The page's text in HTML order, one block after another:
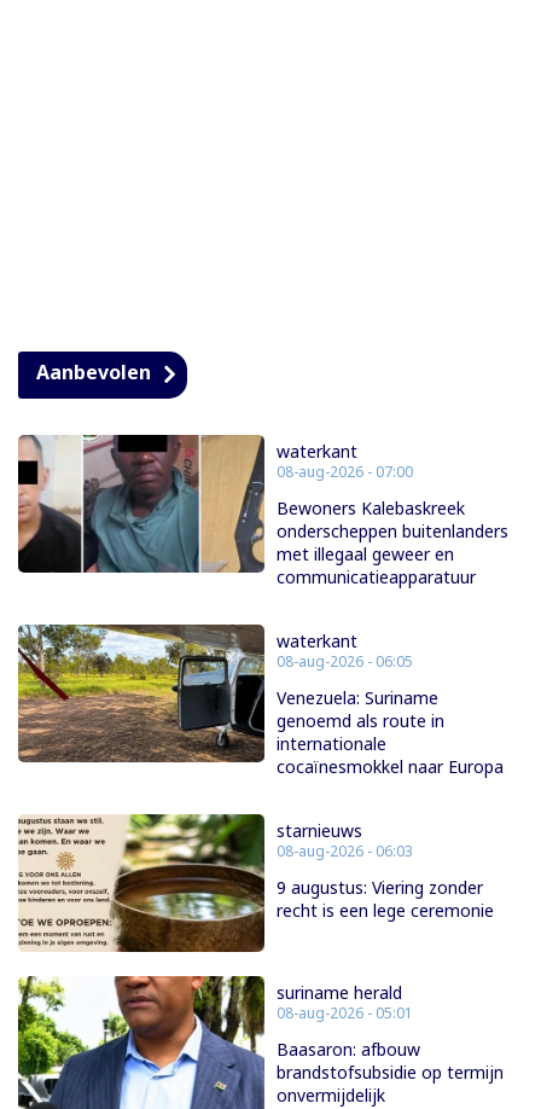
Aanbevolen
waterkant
08-aug-2026 - 07:00
Bewoners Kalebaskreek
onderscheppen buitenlanders
met illegaal geweer en
communicatieapparatuur
waterkant
08-aug-2026 - 06:05
Venezuela: Suriname
genoemd als route in
internationale
cocaïnesmokkel naar Europa
starnieuws
08-aug-2026 - 06:03
9 augustus: Viering zonder
recht is een lege ceremonie
suriname herald
08-aug-2026 - 05:01
Baasaron: afbouw
brandstofsubsidie op termijn
onvermijdelijk